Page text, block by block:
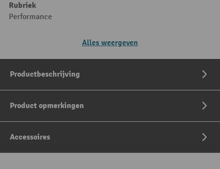
Rubriek
Performance
Alles weergeven
Productbeschrijving
Product opmerkingen
Accessoires